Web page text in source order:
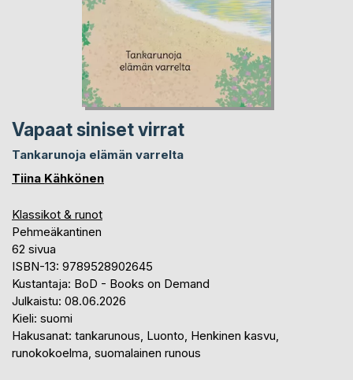
Vapaat siniset virrat
Tankarunoja elämän varrelta
Tiina Kähkönen
Klassikot & runot
Pehmeäkantinen
62 sivua
ISBN-13: 9789528902645
Kustantaja: BoD - Books on Demand
Julkaistu: 08.06.2026
Kieli: suomi
Hakusanat: tankarunous, Luonto, Henkinen kasvu,
runokokoelma, suomalainen runous